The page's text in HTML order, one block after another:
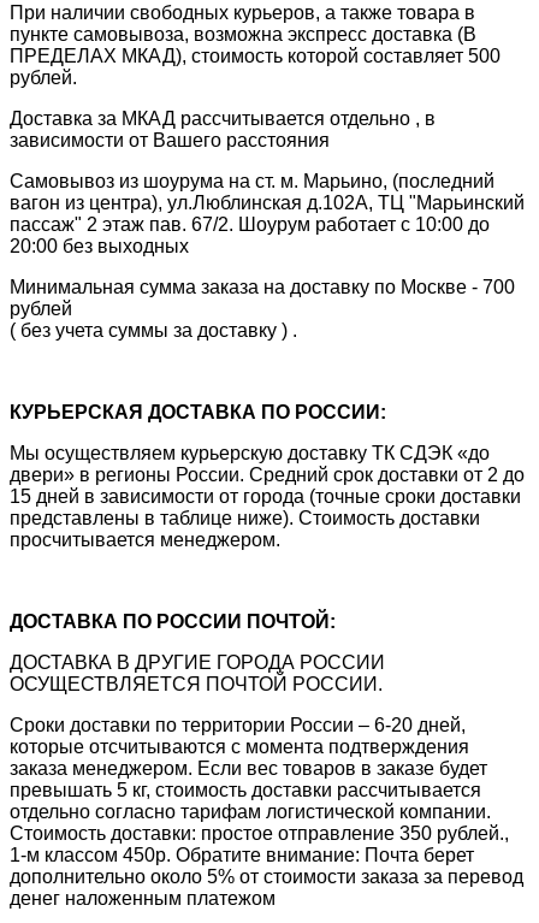
При наличии свободных курьеров, а также товара в
пункте самовывоза, возможна экспресс доставка (В
ПРЕДЕЛАХ МКАД), стоимость которой составляет 500
рублей.
Доставка за МКАД рассчитывается отдельно , в
зависимости от Вашего расстояния
Самовывоз из шоурума на ст. м. Марьино, (последний
вагон из центра), ул.Люблинская д.102А, ТЦ "Марьинский
пассаж" 2 этаж пав. 67/2. Шоурум работает с 10:00 до
20:00 без выходных
Минимальная сумма заказа на доставку по Москве - 700
рублей
( без учета суммы за доставку ) .
КУРЬЕРСКАЯ ДОСТАВКА ПО РОССИИ:
Мы осуществляем курьерскую доставку ТК СДЭК «до
двери» в регионы России. Средний срок доставки от 2 до
15 дней в зависимости от города (точные сроки доставки
представлены в таблице ниже). Стоимость доставки
просчитывается менеджером.
ДОСТАВКА ПО РОССИИ ПОЧТОЙ:
ДОСТАВКА В ДРУГИЕ ГОРОДА РОССИИ
ОСУЩЕСТВЛЯЕТСЯ ПОЧТОЙ РОССИИ.
Сроки доставки по территории России – 6-20 дней,
которые отсчитываются с момента подтверждения
заказа менеджером. Если вес товаров в заказе будет
превышать 5 кг, стоимость доставки рассчитывается
отдельно согласно тарифам логистической компании.
Стоимость доставки: простое отправление 350 рублей.,
1-м классом 450р. Обратите внимание: Почта берет
дополнительно около 5% от стоимости заказа за перевод
денег наложенным платежом